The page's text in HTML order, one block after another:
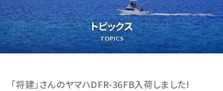
オリジナル艤装 ボート免許講習
更新講習 クルージング情報
トピックス
TOPICS
「将建」さんのヤマハDFR-36FB入荷しました!